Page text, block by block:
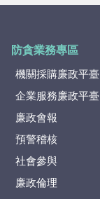
防貪業務專區
機關採購廉政平臺
企業服務廉政平臺
廉政會報
預警稽核
社會參與
廉政倫理